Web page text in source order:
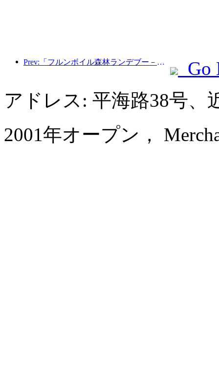
Prev:「フルンボイル森林ランデブー－大興安嶺エクスプレス－星光列車－天一旅」観光列車が初運行を行った。
Go
アドレス: 平海路38号、
2001年オープン，